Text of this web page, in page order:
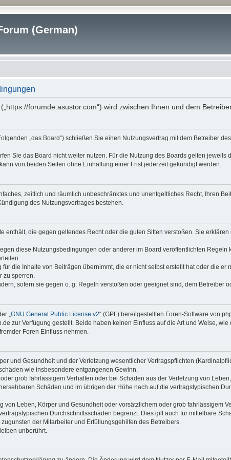
(German)
forumde.asustor.com“) wird zwischen Ihnen und dem
„das Board“) schließen Sie einen Nutzungsvertrag mit dem Betreiber
Sie das Board nicht weiter nutzen. Für die Nutzung des Boards gelten
von beiden Seiten ohne Einhaltung einer Frist jederzeit gekündigt werden.
zeitlich und räumlich unbeschränktes und unentgeltliches Recht, Ihren
des Nutzungsvertrages bestehen.
enthält, die gegen geltendes Recht oder die guten Sitten verstoßen. Sie
diese Nutzungsbedingungen oder anderer im Board veröffentlichten
die Inhalte von Beiträgen übernimmt, die er nicht selbst erstellt hat oder die er
zu sperren.
sofern sie gegen o. g. Regeln verstoßen oder geeignet sind, dem Betreiber
„ GNU General Public License v2“ (GPL) bereitgestellten Foren-Software von
zur Verfügung gestellt. Beide haben keinen Einfluss auf die Art und Weise,
Foren Einfluss nehmen.
und Gesundheit und der Verletzung wesentlicher Vertragspflichten
wie insbesondere entgangenen Gewinn.
grob fahrlässigem Verhalten oder bei Schäden aus der Verletzung von
Schäden und im übrigen der Höhe nach auf die vertragstypischen
Leben, Körper und Gesundheit oder vorsätzlichem oder grob fahrlässigem
Durchschnittsschäden begrenzt. Dies gilt auch für mittelbare
der Mitarbeiter und Erfüllungsgehilfen des Betreibers.
unberührt.